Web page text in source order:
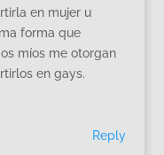
en mujer u
forma que
míos me otorgan
en gays.
Reply